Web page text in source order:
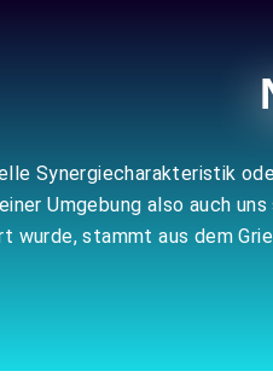
Synergiecharakteristik
Umgebung also auch
wurde, stammt aus dem